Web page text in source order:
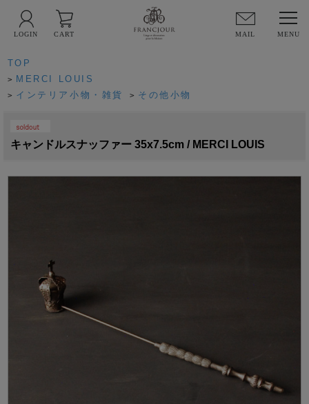
MAIL
LOGIN CART
TOP
> MERCI LOUIS
> インテリア小物・雑貨 > その他小物
PICK UP
キャンドルスナッファー 35x7.5cm / MERCI LOUIS